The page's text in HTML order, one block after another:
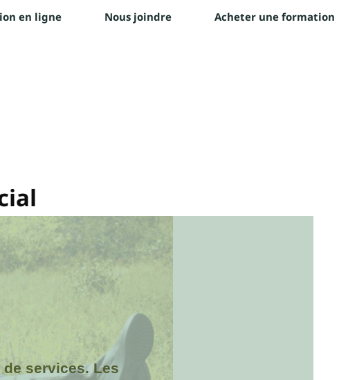
en ligne Nous joindre Acheter une formation
services. Les